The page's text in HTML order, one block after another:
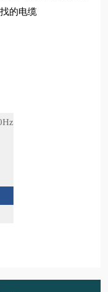
的电缆